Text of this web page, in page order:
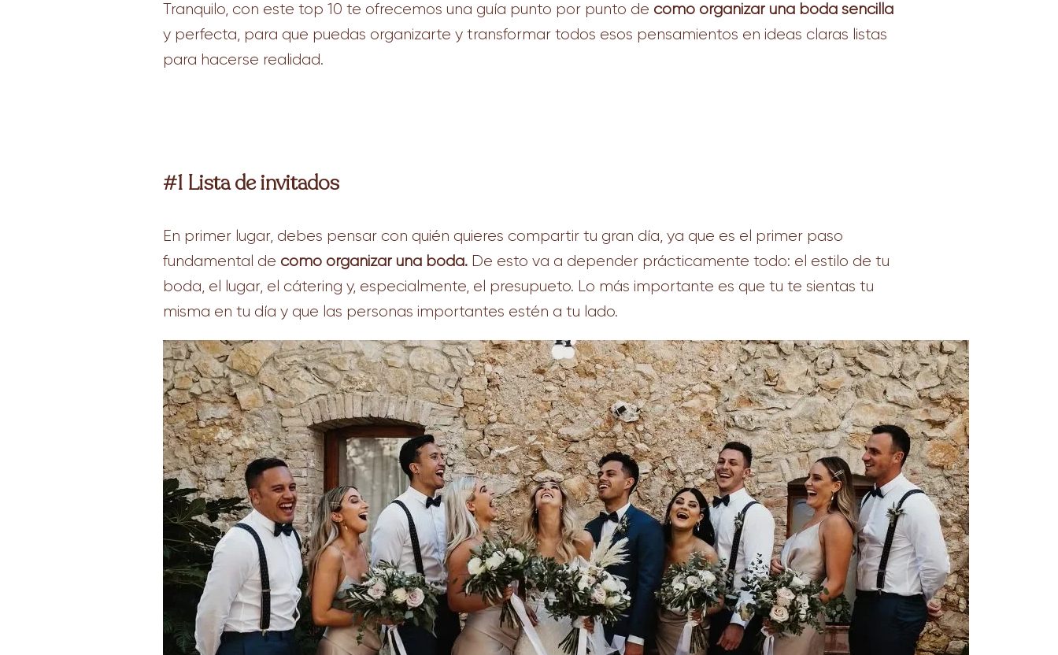
Tranquilo, con este top 10 te ofrecemos una guía punto por punto de cómo organizar una boda sencilla
y perfecta, para que puedas organizarte y transformar todos esos pensamientos en ideas claras listas
para hacerse realidad.
#1 Lista de invitados
En primer lugar, debes pensar con quién quieres compartir tu gran día, ya que es el primer paso
fundamental de cómo organizar una boda. De esto va a depender prácticamente todo: el estilo de tu
boda, el lugar, el cátering y, especialmente, el presupueto. Lo más importante es que tu te sientas tu
misma en tu día y que las personas importantes estén a tu lado.